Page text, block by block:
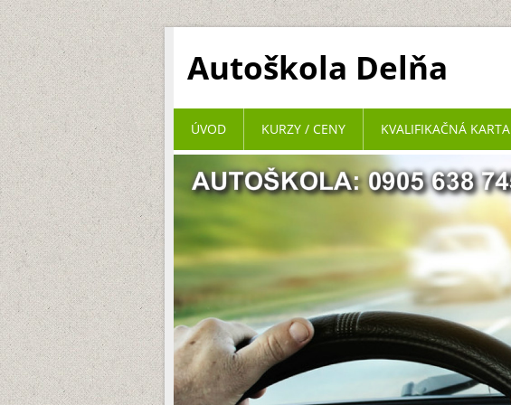
Autoškola Delňa
ÚVOD KURZY / CENY KVALIFIKAČNÁ KARTA